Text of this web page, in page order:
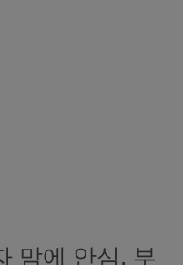
맘에 안심, 부